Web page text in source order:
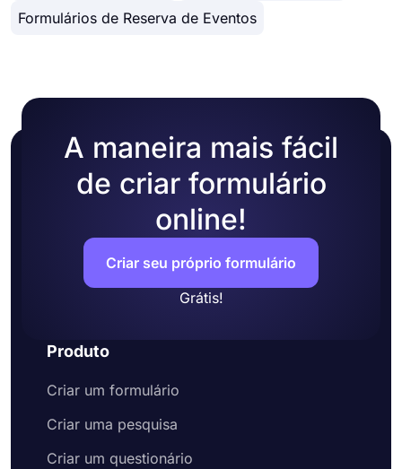
incorporação no HTML de seu site.
alterar o tema do seu formulário escolhendo suas
Formulários de Reserva de Eventos
A maneira mais fácil
de criar formulário
online!
Criar seu próprio formulário
Grátis!
Produto
Criar um formulário
Criar uma pesquisa
Criar um questionário